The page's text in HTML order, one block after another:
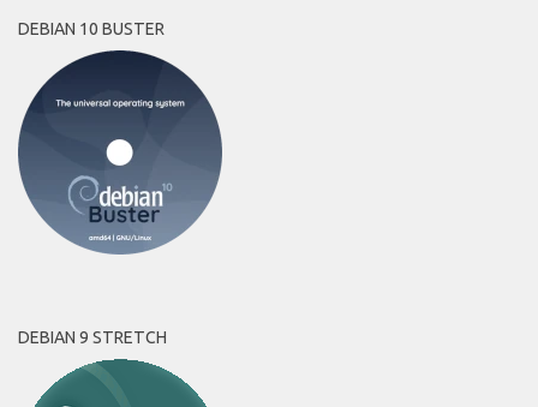
DEBIAN 10 BUSTER
DEBIAN 9 STRETCH